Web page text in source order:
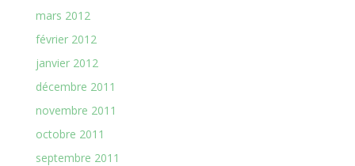
mars 2012
février 2012
janvier 2012
décembre 2011
novembre 2011
octobre 2011
septembre 2011